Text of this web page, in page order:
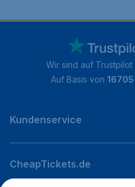
Wir sind auf Trustpilot
Auf Basis von 16705
Kundenservice
CheapTickets.de